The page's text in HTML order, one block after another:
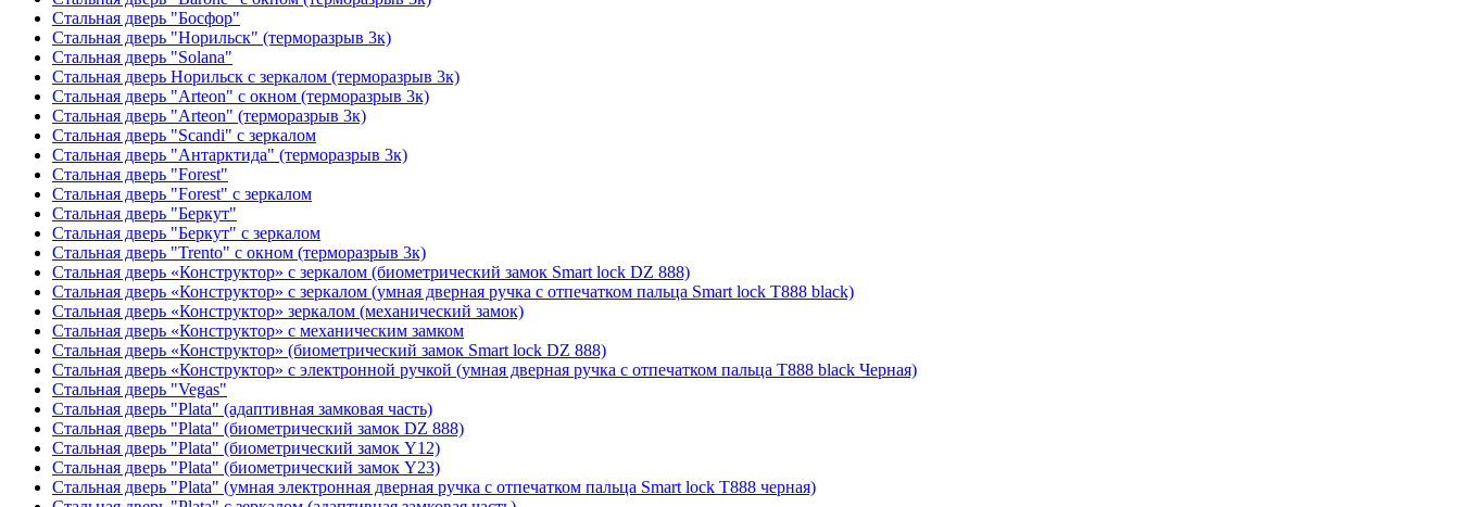
Стальная дверь "Босфор"
Стальная дверь "Норильск" (терморазрыв 3к)
Стальная дверь "Solana"
Стальная дверь Норильск с зеркалом (терморазрыв 3к)
Стальная дверь "Arteon" с окном (терморазрыв 3к)
Стальная дверь "Arteon" (терморазрыв 3к)
Стальная дверь "Scandi" с зеркалом
Стальная дверь "Антарктида" (терморазрыв 3к)
Стальная дверь "Forest"
Стальная дверь "Forest" с зеркалом
Стальная дверь "Беркут"
Стальная дверь "Беркут" с зеркалом
Стальная дверь "Trento" с окном (терморазрыв 3к)
Стальная дверь «Конструктор» с зеркалом (биометрический замок Smart lock DZ 888)
Стальная дверь «Конструктор» с зеркалом (умная дверная ручка с отпечатком пальца Smart lock T888 black)
Стальная дверь «Конструктор» зеркалом (механический замок)
Стальная дверь «Конструктор» с механическим замком
Стальная дверь «Конструктор» (биометрический замок Smart lock DZ 888)
Стальная дверь «Конструктор» с электронной ручкой (умная дверная ручка с отпечатком пальца T888 black Черная)
Стальная дверь "Vegas"
Стальная дверь "Plata" (адаптивная замковая часть)
Стальная дверь "Plata" (биометрический замок DZ 888)
Стальная дверь "Plata" (биометрический замок Y12)
Стальная дверь "Plata" (биометрический замок Y23)
Стальная дверь "Plata" (умная электронная дверная ручка с отпечатком пальца Smart lock T888 черная)